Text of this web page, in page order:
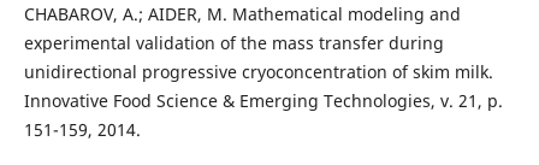
CHABAROV, A.; AIDER, M. Mathematical modeling and
experimental validation of the mass transfer during
unidirectional progressive cryoconcentration of skim milk.
Innovative Food Science & Emerging Technologies, v. 21, p.
151-159, 2014.